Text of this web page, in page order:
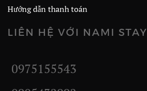
Hướng dẫn thanh toán
LIÊN HỆ VỚI NAMI STAY
0975155543